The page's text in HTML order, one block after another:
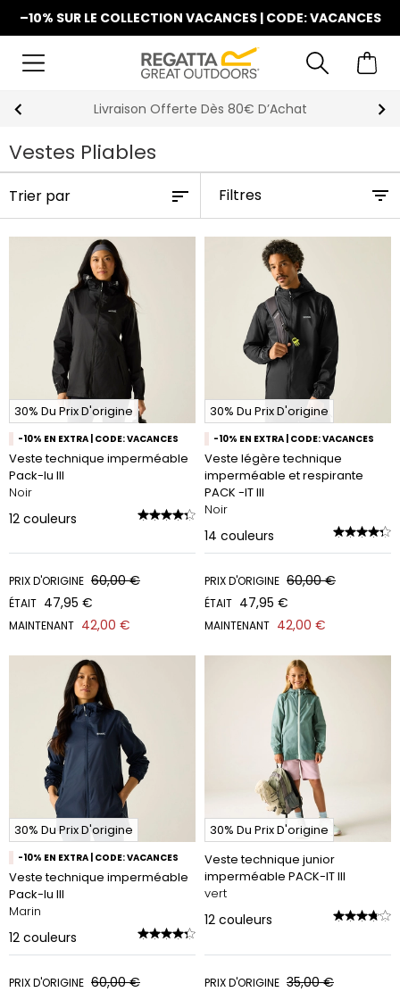
–10% SUR LE COLLECTION VACANCES | CODE: VACANCES
La Nouvelle Collection Est Disponible
Vestes Pliables
Filtres
30% Du Prix D'origine
-10% EN EXTRA | CODE: VACANCES
Veste technique imperméable
Pack-Iu III
Noir
12 couleurs
PRIX D'ORIGINE 60,00 €
ÉTAIT 47,95 €
MAINTENANT 42,00 €
30% Du Prix D'origine
-10% EN EXTRA | CODE: VACANCES
Veste légère technique
imperméable et respirante
PACK -IT III
Noir
14 couleurs
PRIX D'ORIGINE 60,00 €
ÉTAIT 47,95 €
MAINTENANT 42,00 €
30% Du Prix D'origine
-10% EN EXTRA | CODE: VACANCES
Veste technique imperméable
Pack-Iu III
Marin
12 couleurs
PRIX D'ORIGINE 60,00 €
30% Du Prix D'origine
Veste technique junior
imperméable PACK-IT III
vert
12 couleurs
PRIX D'ORIGINE 35,00 €